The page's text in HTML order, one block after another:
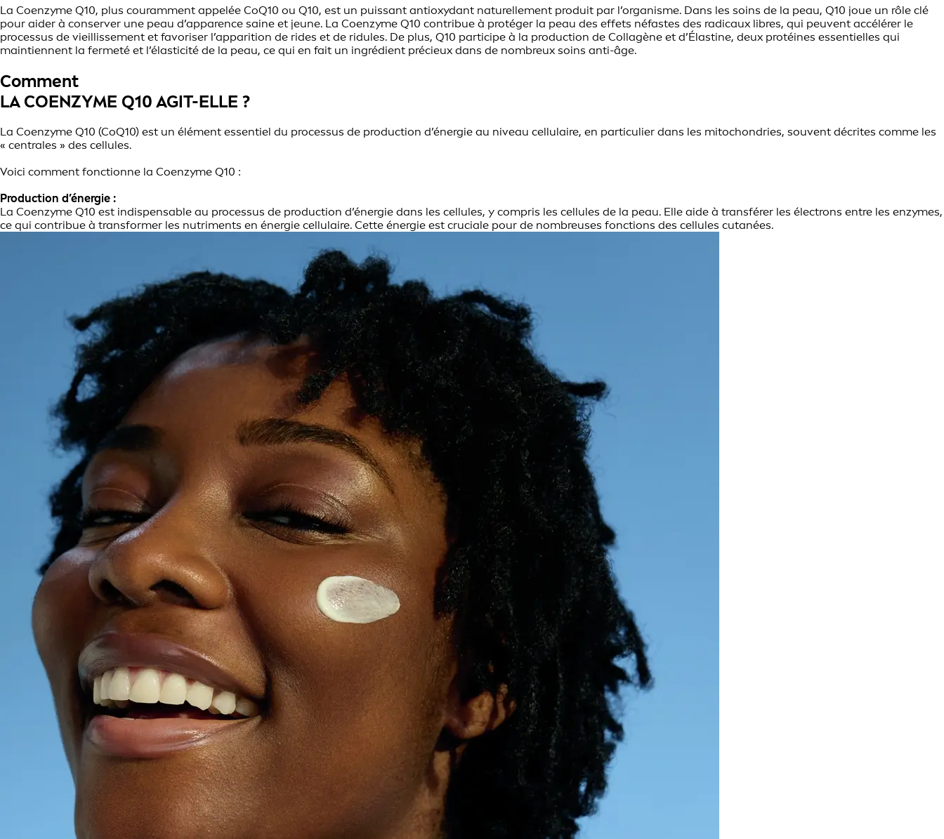
La Coenzyme Q10, plus couramment appelée CoQ10 ou Q10, est un puissant antioxydant naturellement produit par l’organisme. Dans les soins de la peau, Q10 joue un rôle clé
pour aider à conserver une peau d’apparence saine et jeune. La Coenzyme Q10 contribue à protéger la peau des effets néfastes des radicaux libres, qui peuvent accélérer le
processus de vieillissement et favoriser l’apparition de rides et de ridules. De plus, Q10 participe à la production de Collagène et d’Élastine, deux protéines essentielles qui
maintiennent la fermeté et l’élasticité de la peau, ce qui en fait un ingrédient précieux dans de nombreux soins anti-âge.
Comment
LA COENZYME Q10 AGIT-ELLE ?
La Coenzyme Q10 (CoQ10) est un élément essentiel du processus de production d’énergie au niveau cellulaire, en particulier dans les mitochondries, souvent décrites comme les
« centrales » des cellules.
Voici comment fonctionne la Coenzyme Q10 :
Production d’énergie :
La Coenzyme Q10 est indispensable au processus de production d’énergie dans les cellules, y compris les cellules de la peau. Elle aide à transférer les électrons entre les enzymes,
ce qui contribue à transformer les nutriments en énergie cellulaire. Cette énergie est cruciale pour de nombreuses fonctions des cellules cutanées.